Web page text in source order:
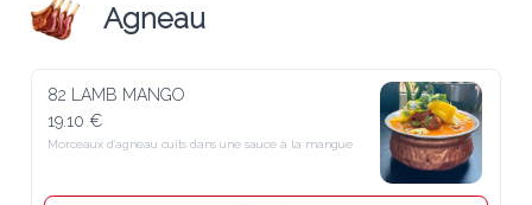
Agneau
82 LAMB MANGO
19.10 €
Morceaux d'agneau cuits dans une sauce à la mangue